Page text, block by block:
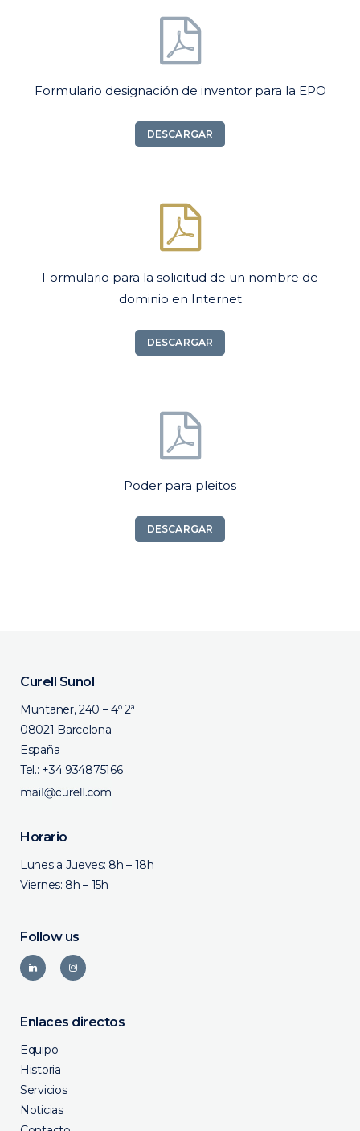
Formulario designación de inventor para la EPO
DESCARGAR
Formulario para la solicitud de un nombre de
dominio en Internet
DESCARGAR
Poder para pleitos
DESCARGAR
Curell Suñol
Muntaner, 240 – 4º 2ª
08021 Barcelona
España
Tel.: +34 934875166
Horario
Lunes a Jueves: 8h – 18h
Viernes: 8h – 15h
Follow us
Enlaces directos
Equipo
Historia
Servicios
Noticias